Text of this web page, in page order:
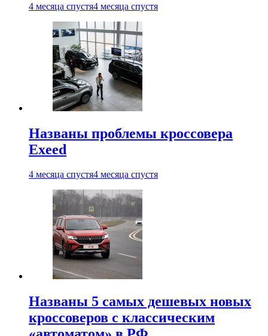
4 месяца спустя4 месяца спустя
Названы проблемы кроссовера
Exeed
4 месяца спустя4 месяца спустя
Названы 5 самых дешевых новых
кроссоверов с классическим